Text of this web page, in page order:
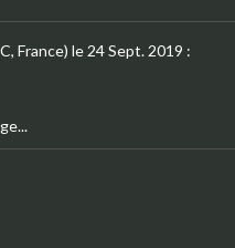
France) le 24 Sept. 2019 :